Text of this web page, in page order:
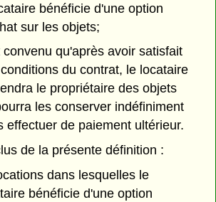
bénéficie d'une option
sur les objets;
convenu qu'après avoir satisfait
du contrat, le locataire
le propriétaire des objets
les conserver indéfiniment
effectuer de paiement ultérieur.
de la présente définition :
dans lesquelles le
bénéficie d'une option